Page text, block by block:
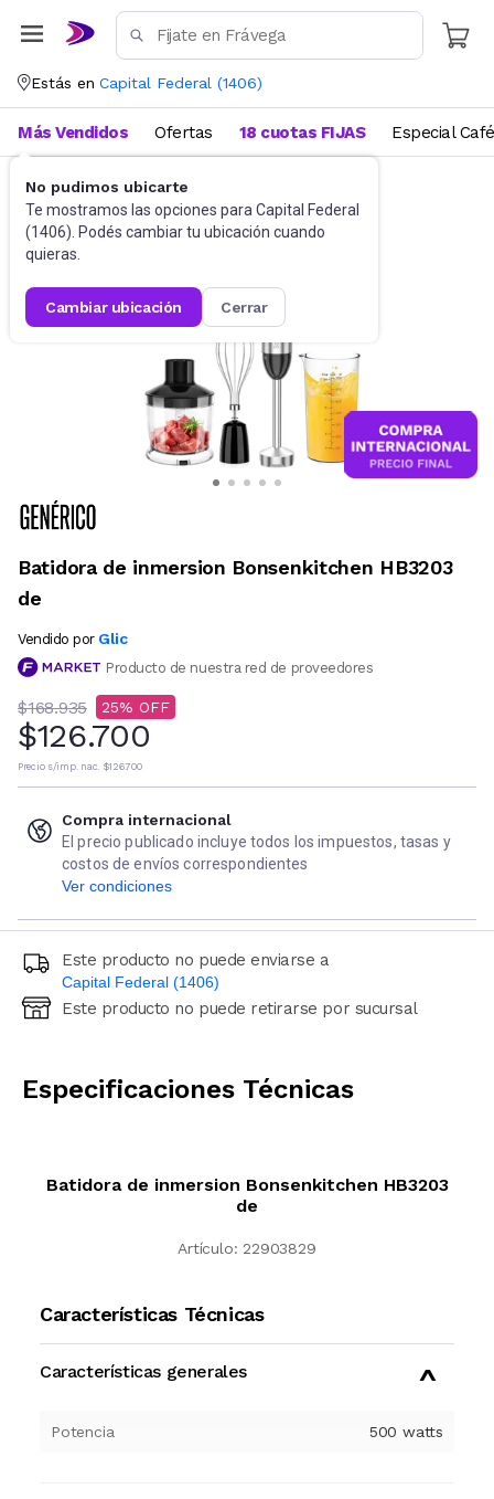
Estás en Capital Federal (1406)
No pudimos ubicarte
Te mostramos las opciones para Capital Federal
(1406). Podés cambiar tu ubicación cuando
quieras.
cambiar ubicación cerrar
Más Vendidos Ofertas 18 cuotas FIJAS Especial Café
Licuadoras Licuadoras de mano
Batidora de inmersion Bonsenkitchen HB3203
de
Vendido por Glic
Producto de nuestra red de proveedores
$168.935 25
$126.700
Precio s/imp. nac. $126.700
Compra internacional
El precio publicado incluye todos los impuestos, tasas y
costos de envíos correspondientes
Ver condiciones
Este producto no puede enviarse a
Capital Federal (1406)
Ingresá código postal (sólo números)
Este producto no puede retirarse por sucursal
Especificaciones Técnicas
Batidora de inmersion Bonsenkitchen HB3203
de
Artículo: 22903829
Características Técnicas
Características generales
Potencia 500 watts